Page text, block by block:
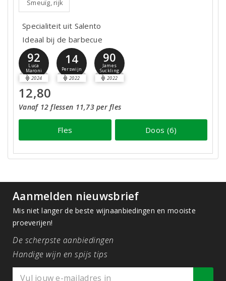
Smeuïg, rijk
Specialiteit uit Salento
Ideaal bij de barbecue
92
Luca
Maroni
2024
14
Perswijn
2022
90
James
Suckling
2022
12,80
Vanaf 12 flessen 11,73 per fles
Fles Doos (6)
Aanmelden nieuwsbrief
Mis niet langer de beste wijnaanbiedingen en mooiste
proeverijen!
De scherpste aanbiedingen
Handige wijn en spijs tips